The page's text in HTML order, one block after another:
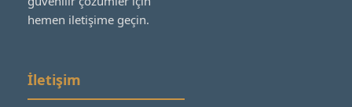
hemen iletişime geçin.
İletişim